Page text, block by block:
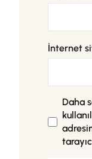
İnternet
Daha